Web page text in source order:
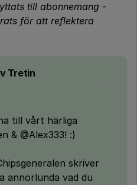
till abonnemang -
för att reflektera
Tretin
till vårt härliga
& @Alex333! :)
skriver
annorlunda vad du